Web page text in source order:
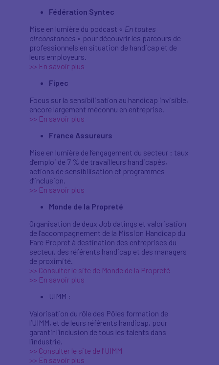
Fédération Syntec
Mise en lumière du podcast « En toutes
circonstances » pour découvrir les parcours de
professionnels en situation de handicap et de
leurs employeurs.
>> En savoir plus
Fipec
Focus sur la sensibilisation au handicap invisible,
encore largement méconnu en entreprise.
>> En savoir plus
France Assureurs
Mise en lumière de l’engagement du secteur : taux
d’emploi de 7 % de travailleurs handicapés,
actions de sensibilisation et programmes
d’inclusion.
>> En savoir plus
Monde de la Propreté
Organisation de deux Job datings et valorisation
de l’accompagnement de la Mission Handicap du
Fare Propret à destination des entreprises du
secteur, des référents handicap et des managers
de proximité.
>> Consulter le site de Monde de la Propreté
>> En savoir plus
UIMM :
Valorisation du rôle des Pôles formation de
l’UIMM, et de leurs référents handicap, pour
garantir l’inclusion de tous les talents dans
l’industrie.
>> Consulter le site de l'UIMM
>> En savoir plus